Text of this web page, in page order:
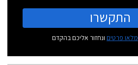
התקשרו
מלאו פרטים ונחזור אליכם בהקדם